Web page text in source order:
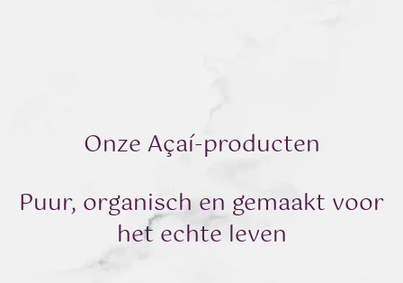
Onze Açaí-producten
Puur, organisch en gemaakt voor
het echte leven